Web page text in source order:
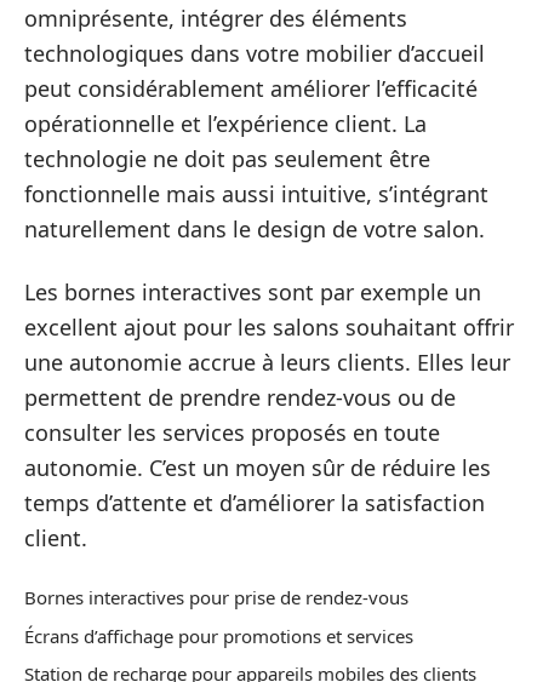
omniprésente, intégrer des éléments
technologiques dans votre mobilier d’accueil
peut considérablement améliorer l’efficacité
opérationnelle et l’expérience client. La
technologie ne doit pas seulement être
fonctionnelle mais aussi intuitive, s’intégrant
naturellement dans le design de votre salon.
Les bornes interactives sont par exemple un
excellent ajout pour les salons souhaitant offrir
une autonomie accrue à leurs clients. Elles leur
permettent de prendre rendez-vous ou de
consulter les services proposés en toute
autonomie. C’est un moyen sûr de réduire les
temps d’attente et d’améliorer la satisfaction
client.
Bornes interactives pour prise de rendez-vous
Écrans d’affichage pour promotions et services
Station de recharge pour appareils mobiles des clients